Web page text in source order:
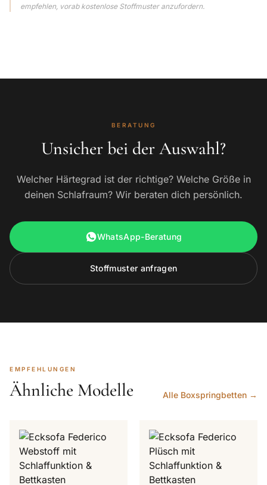
empfehlen, vorab kostenlose Stoffmuster anzufordern.
BERATUNG
Unsicher bei der Auswahl?
Welcher Härtegrad ist der richtige? Welche Größe in
deinen Schlafraum? Wir beraten dich persönlich.
WhatsApp-Beratung
Stoffmuster anfragen
EMPFEHLUNGEN
Ähnliche Modelle Alle Boxspringbetten →